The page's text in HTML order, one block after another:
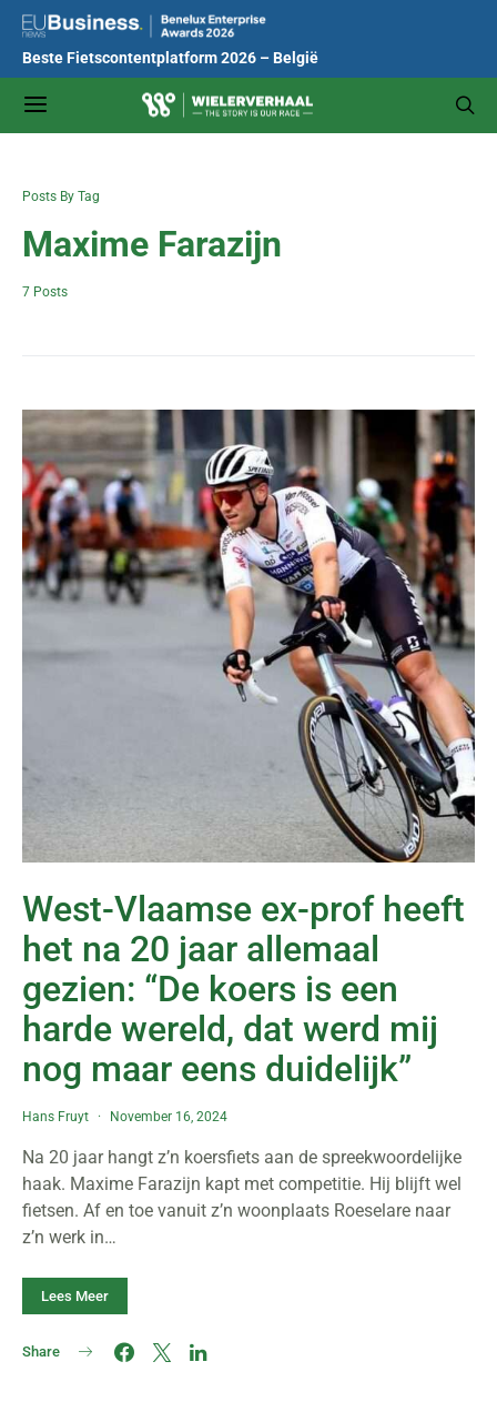
Beste Fietscontentplatform 2026 – België
Posts By Tag
Maxime Farazijn
7 Posts
West-Vlaamse ex-prof heeft
het na 20 jaar allemaal
gezien: “De koers is een
harde wereld, dat werd mij
nog maar eens duidelijk”
Hans Fruyt November 16, 2024
Na 20 jaar hangt z’n koersfiets aan de spreekwoordelijke
haak. Maxime Farazijn kapt met competitie. Hij blijft wel
fietsen. Af en toe vanuit z’n woonplaats Roeselare naar
z’n werk in…
Lees Meer
Share